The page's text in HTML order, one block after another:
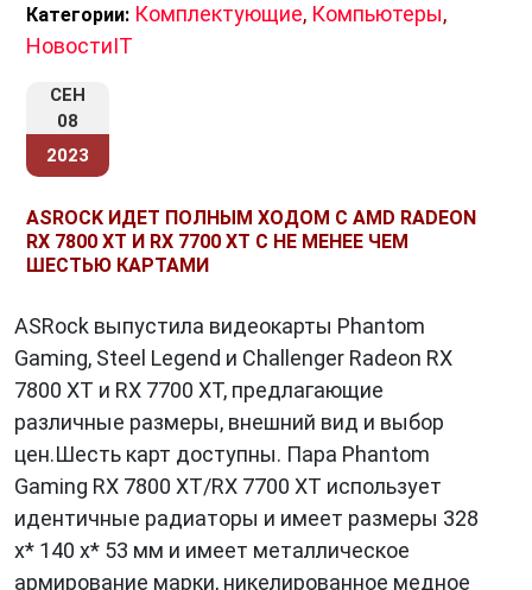
работы с современными
моделями.
Улучшенная энергоэффективность:
архитектура позволяет достичь более
энергопотреблении, что особенно важно для
портативных устройств и систем с
III. Применение в игровой индустрии
RDNA 3обещает перевернуть представление
о качестве графики в видеоиграх. Благодаря
поддержке трассировки лучей, игровые миры
становятся более реалистичными, а
визуальные эффекты — более
захватывающими. Это позволяет
Категории: Комплектующие, Компьютеры,
НовостиIT
СЕН
08
2023
ASROCK ИДЕТ ПОЛНЫМ ХОДОМ С AMD RADEON
RX 7800 XT И RX 7700 XT С НЕ МЕНЕЕ ЧЕМ
ШЕСТЬЮ КАРТАМИ
ASRock выпустила видеокарты Phantom
Gaming, Steel Legend и Challenger Radeon RX
7800 XT и RX 7700 XT, предлагающие
различные размеры, внешний вид и выбор
цен.Шесть карт доступны. Пара Phantom
Gaming RX 7800 XT/RX 7700 XT использует
идентичные радиаторы и имеет размеры 328
x* 140 x* 53 мм и имеет металлическое
армирование марки, никелированное медное